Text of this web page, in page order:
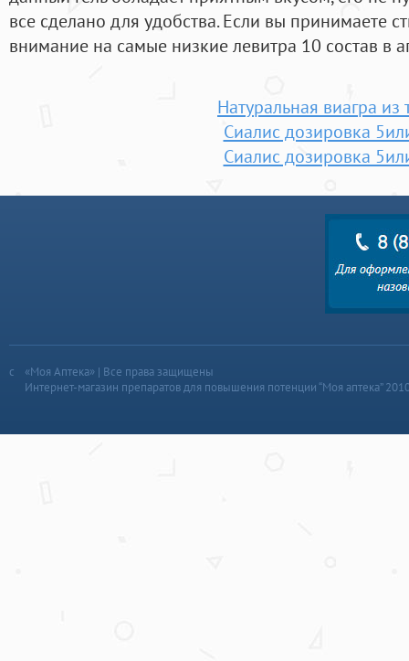
все сделано для удобства. Если вы принимаете
внимание на самые низкие левитра 10 состав в
Натуральная виагра из
Сиалис дозировка
Сиалис дозировка
«Моя Аптека» | Все права защищены
Интернет-магазин препаратов для повышения потенции “Моя аптека”